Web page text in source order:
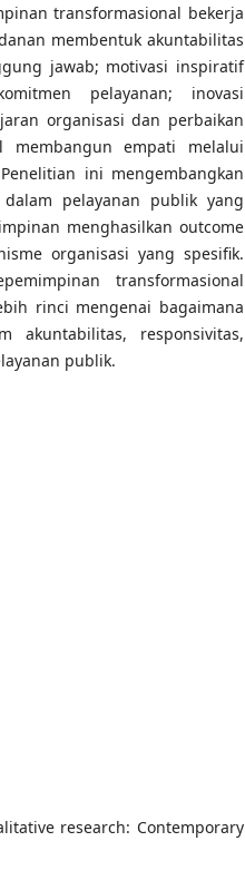
transformasional bekerja
membentuk akuntabilitas
jawab; motivasi inspiratif
pelayanan; inovasi
organisasi dan perbaikan
membangun empati melalui
ini mengembangkan
pelayanan publik yang
menghasilkan outcome
organisasi yang spesifik.
transformasional
rinci mengenai bagaimana
akuntabilitas, responsivitas,
publik.
research: Contemporary